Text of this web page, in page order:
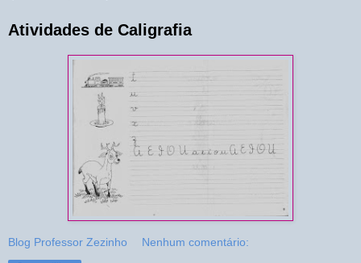
Atividades de Caligrafia
Blog Professor Zezinho Nenhum comentário: